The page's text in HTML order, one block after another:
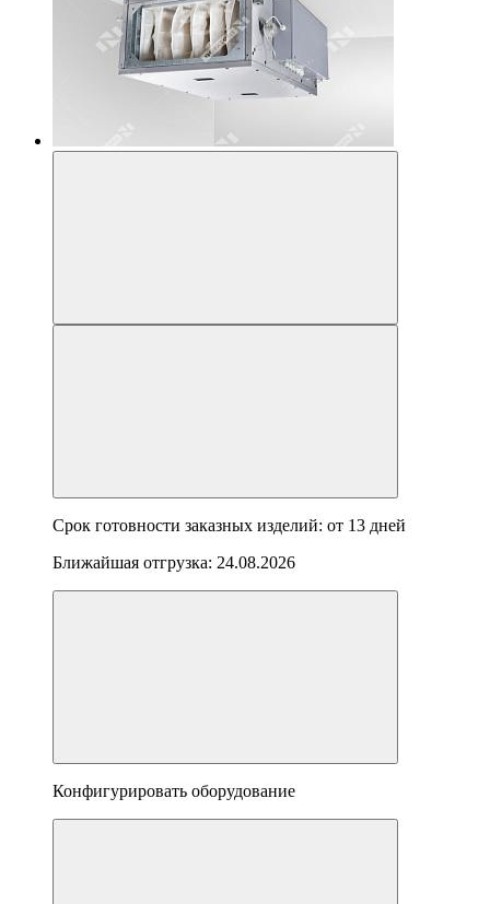
Срок готовности заказных изделий: от 13 дней
Ближайшая отгрузка: 24.08.2026
Конфигурировать оборудование